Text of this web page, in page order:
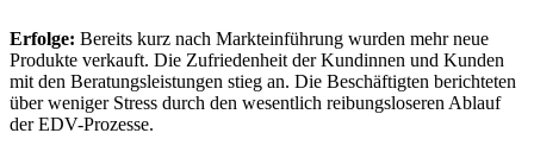
Erfolge: Bereits kurz nach Markteinführung wurden mehr neue
Produkte verkauft. Die Zufriedenheit der Kundinnen und Kunden
mit den Beratungsleistungen stieg an. Die Beschäftigten berichteten
über weniger Stress durch den wesentlich reibungsloseren Ablauf
der EDV-Prozesse.